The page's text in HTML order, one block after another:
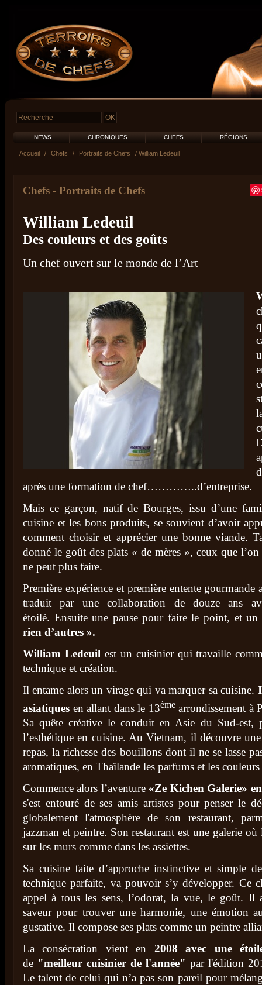
NEWS CHRONIQUES CHEFS RÉGIONS
Accueil / Chefs / Portraits de Chefs / William Ledeuil
Chefs - Portraits de Chefs
William Ledeuil
Des couleurs et des goûts
Un chef ouvert sur le monde de l’Art
après une formation de chef…………..d’entreprise.
Mais ce garçon, natif de Bourges, issu d’une
cuisine et les bons produits, se souvient d’avoir
comment choisir et apprécier une bonne viande.
donné le goût des plats « de mères », ceux que
ne peut plus faire.
Première expérience et première entente gourmande
traduit par une collaboration de douze ans
étoilé. Ensuite une pause pour faire le point, et
rien d’autres ».
William Ledeuil est un cuisinier qui travaille
technique et création.
Il entame alors un virage qui va marquer sa cuisine.
asiatiques en allant dans le 13èmearrondissement à
Sa quête créative le conduit en Asie du Sud-est,
l’esthétique en cuisine. Au Vietnam, il découvre
repas, la richesse des bouillons dont il ne se lasse
aromatiques, en Thaïlande les parfums et les couleurs
Commence alors l’aventure «Ze Kichen Galerie»
s'est entouré de ses amis artistes pour penser le
globalement l'atmosphère de son restaurant,
jazzman et peintre. Son restaurant est une galerie où
sur les murs comme dans les assiettes.
Sa cuisine faite d’approche instinctive et simple
technique parfaite, va pouvoir s’y développer. Ce
appel à tous les sens, l’odorat, la vue, le goût. Il
saveur pour trouver une harmonie, une émotion
gustative. Il compose ses plats comme un peintre
La consécration vient en 2008 avec une
de "meilleur cuisinier de l'année" par l'édition
Le talent de celui qui n’a pas son pareil pour